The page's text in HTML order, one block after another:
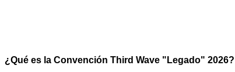
¿Qué es la Convención Third Wave "Legado" 2026?